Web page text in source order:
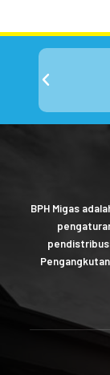
BPH Migas